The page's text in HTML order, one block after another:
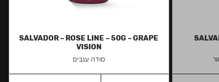
SALVADOR – ROSE LINE – 50G – GRAPE
VISION
סודה ענבים